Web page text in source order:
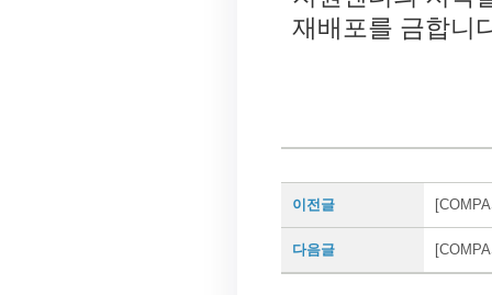
재배포를 금합니
이전글
다음글